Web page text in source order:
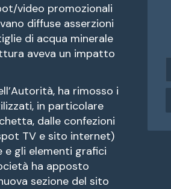
video promozionali
diffuse asserzioni
di acqua minerale
aveva un impatto
ha rimosso i
in particolare
dalle confezioni
TV e sito internet)
e gli elementi grafici
ha apposto
sezione del sito
d
r